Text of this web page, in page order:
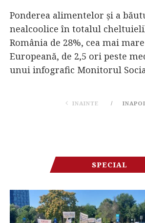
Ponderea alimentelor şi a
nealcoolice în totalul
România de 28%, cea mai
Europeană, de 2,5 ori peste
unui infografic Monitorul
INAINTE INAPOI
SPECIAL